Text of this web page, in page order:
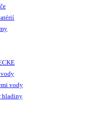
vody
vody
hladiny